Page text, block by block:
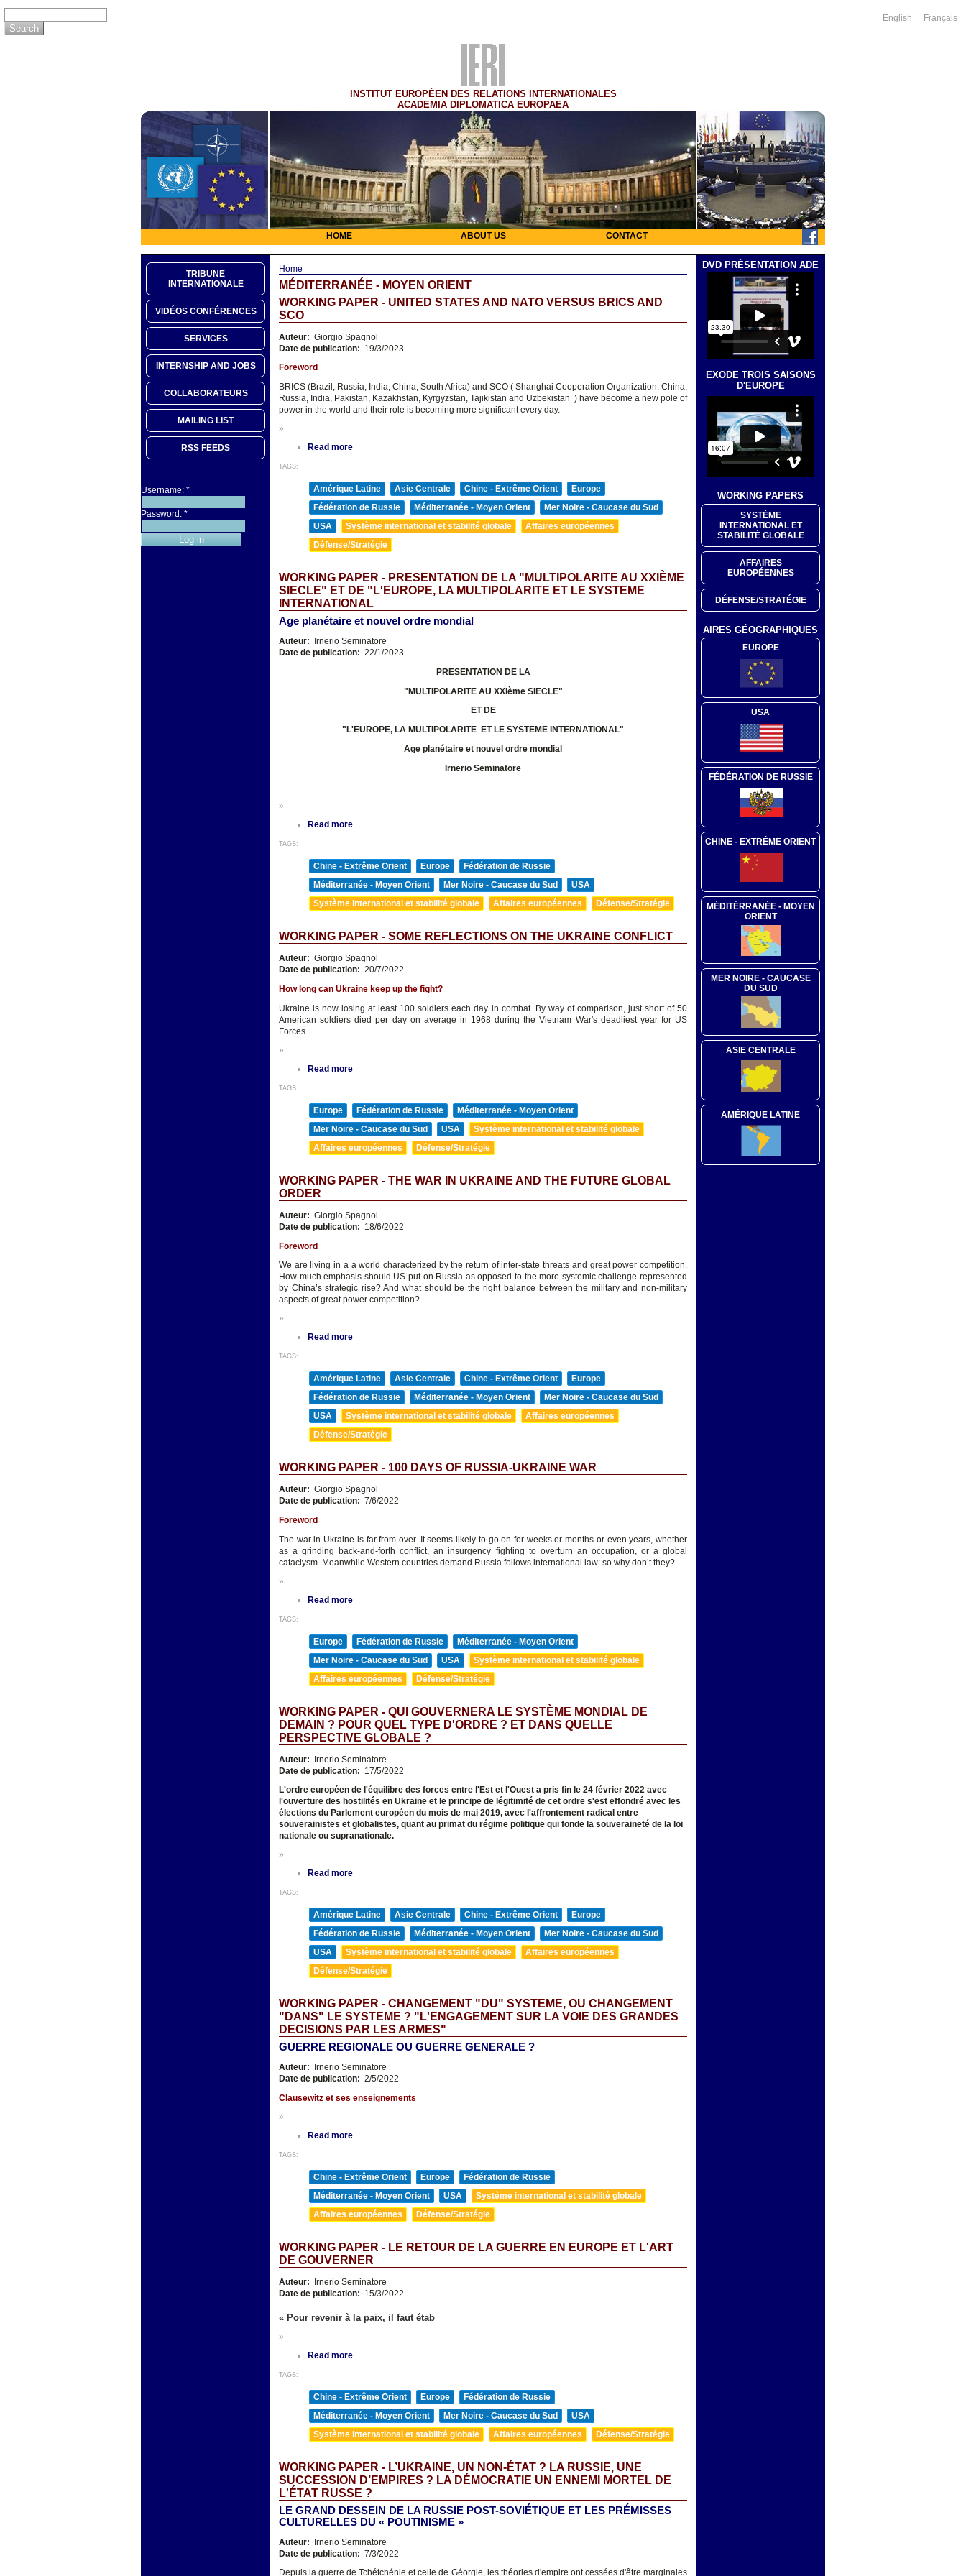
English Français
INSTITUT EUROPÉEN DES RELATIONS INTERNATIONALES
ACADEMIA DIPLOMATICA EUROPAEA
HOME ABOUT US CONTACT
TRIBUNE
INTERNATIONALE
VIDÉOS CONFÉRENCES
SERVICES
INTERNSHIP AND JOBS
COLLABORATEURS
MAILING LIST
RSS FEEDS
Username: *
Password: *
Home
MÉDITERRANÉE - MOYEN ORIENT
WORKING PAPER - UNITED STATES AND NATO VERSUS BRICS AND
SCO
Auteur: Giorgio Spagnol
Date de publication: 19/3/2023
Foreword
BRICS (Brazil, Russia, India, China, South Africa) and SCO ( Shanghai Cooperation Organization: China,
Russia, India, Pakistan, Kazakhstan, Kyrgyzstan, Tajikistan and Uzbekistan ) have become a new pole of
power in the world and their role is becoming more significant every day.
»
Read more
TAGS:
Amérique Latine Asie Centrale Chine - Extrême Orient
Europe
Fédération de Russie
Méditerranée - Moyen Orient
Mer Noire - Caucase du Sud
USA
Système international et stabilité globale
Affaires européennes
Défense/Stratégie
WORKING PAPER - PRESENTATION DE LA "MULTIPOLARITE AU XXIÈME
SIECLE" ET DE "L'EUROPE, LA MULTIPOLARITE ET LE SYSTEME
INTERNATIONAL
Age planétaire et nouvel ordre mondial
Auteur:
Irnerio Seminatore
Date de publication: 22/1/2023
PRESENTATION DE LA
"MULTIPOLARITE AU XXIème SIECLE"
ET DE
"L'EUROPE, LA MULTIPOLARITE ET LE SYSTEME INTERNATIONAL"
Age planétaire et nouvel ordre mondial
Irnerio Seminatore
»
Read more
TAGS:
Chine - Extrême Orient Europe
Fédération de Russie
Méditerranée - Moyen Orient
Mer Noire - Caucase du Sud
USA
Système international et stabilité globale
Affaires européennes Défense/Stratégie
WORKING PAPER - SOME REFLECTIONS ON THE UKRAINE CONFLICT
Auteur: Giorgio Spagnol
Date de publication: 20/7/2022
How long can Ukraine keep up the fight?
Ukraine is now losing at least 100 soldiers each day in combat. By way of comparison, just short of 50
American soldiers died per day on average in 1968 during the Vietnam War's deadliest year for US
Forces.
»
Read more
TAGS:
Europe Fédération de Russie
Méditerranée - Moyen Orient
Mer Noire - Caucase du Sud
USA
Système international et stabilité globale
Affaires européennes
Défense/Stratégie
WORKING PAPER - THE WAR IN UKRAINE AND THE FUTURE GLOBAL
ORDER
Auteur: Giorgio Spagnol
Date de publication: 18/6/2022
Foreword
We are living in a a world characterized by the return of inter-state threats and great power competition.
How much emphasis should US put on Russia as opposed to the more systemic challenge represented
by China’s strategic rise? And what should be the right balance between the military and non-military
aspects of great power competition?
»
Read more
TAGS:
Amérique Latine Asie Centrale Chine - Extrême Orient
Europe
Fédération de Russie
Méditerranée - Moyen Orient
Mer Noire - Caucase du Sud
USA
Système international et stabilité globale
Affaires européennes
Défense/Stratégie
WORKING PAPER - 100 DAYS OF RUSSIA-UKRAINE WAR
Auteur: Giorgio Spagnol
Date de publication: 7/6/2022
Foreword
The war in Ukraine is far from over. It seems likely to go on for weeks or months or even years, whether
as a grinding back-and-forth conflict, an insurgency fighting to overturn an occupation, or a global
cataclysm. Meanwhile Western countries demand Russia follows international law: so why don’t they?
»
Read more
TAGS:
Europe Fédération de Russie
Méditerranée - Moyen Orient
Mer Noire - Caucase du Sud
USA
Système international et stabilité globale
Affaires européennes
Défense/Stratégie
WORKING PAPER - QUI GOUVERNERA LE SYSTÈME MONDIAL DE
DEMAIN ? POUR QUEL TYPE D'ORDRE ? ET DANS QUELLE
PERSPECTIVE GLOBALE ?
Auteur: Irnerio Seminatore
Date de publication: 17/5/2022
L'ordre européen de l'équilibre des forces entre l'Est et l'Ouest a pris fin le 24 février 2022 avec
l'ouverture des hostilités en Ukraine et le principe de légitimité de cet ordre s'est effondré avec les
élections du Parlement européen du mois de mai 2019, avec l'affrontement radical entre
souverainistes et globalistes, quant au primat du régime politique qui fonde la souveraineté de la loi
nationale ou supranationale.
»
Read more
TAGS:
Amérique Latine Asie Centrale Chine - Extrême Orient
Europe
Fédération de Russie
Méditerranée - Moyen Orient
Mer Noire - Caucase du Sud
USA
Système international et stabilité globale
Affaires européennes
Défense/Stratégie
WORKING PAPER - CHANGEMENT "DU" SYSTEME, OU CHANGEMENT
"DANS" LE SYSTEME ? "L'ENGAGEMENT SUR LA VOIE DES GRANDES
DECISIONS PAR LES ARMES"
GUERRE REGIONALE OU GUERRE GENERALE ?
Auteur:
Irnerio Seminatore
Date de publication: 2/5/2022
Clausewitz et ses enseignements
»
Read more
TAGS:
Chine - Extrême Orient Europe
Fédération de Russie
Méditerranée - Moyen Orient
USA
Système international et stabilité globale
Affaires européennes
Défense/Stratégie
WORKING PAPER - LE RETOUR DE LA GUERRE EN EUROPE ET L'ART
DE GOUVERNER
Auteur: Irnerio Seminatore
Date de publication: 15/3/2022
« Pour revenir à la paix, il faut étab
»
Read more
TAGS:
Chine - Extrême Orient Europe
Fédération de Russie
Méditerranée - Moyen Orient
Mer Noire - Caucase du Sud
USA
Système international et stabilité globale
Affaires européennes Défense/Stratégie
WORKING PAPER - L’UKRAINE, UN NON-ÉTAT ? LA RUSSIE, UNE
SUCCESSION D’EMPIRES ? LA DÉMOCRATIE UN ENNEMI MORTEL DE
L'ÉTAT RUSSE ?
LE GRAND DESSEIN DE LA RUSSIE POST-SOVIÉTIQUE ET LES PRÉMISSES
CULTURELLES DU « POUTINISME »
Auteur: Irnerio Seminatore
Date de publication: 7/3/2022
Depuis la guerre de Tchétchénie et celle de Géorgie, les théories d'empire ont cessées d'être marginales
DVD PRÉSENTATION ADE
EXODE TROIS SAISONS
D'EUROPE
WORKING PAPERS
SYSTÈME
INTERNATIONAL ET
STABILITÉ GLOBALE
AFFAIRES
EUROPÉENNES
DÉFENSE/STRATÉGIE
AIRES GÉOGRAPHIQUES
EUROPE
USA
FÉDÉRATION DE RUSSIE
CHINE - EXTRÊME ORIENT
MÉDITÉRRANÉE - MOYEN
ORIENT
MER NOIRE - CAUCASE
DU SUD
ASIE CENTRALE
AMÉRIQUE LATINE